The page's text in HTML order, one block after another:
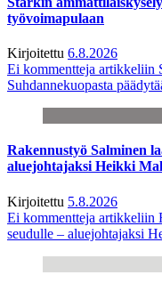
työvoimapulaan
Kirjoitettu 6.8.2026
Ei kommentteja artikkeliin
Suhdannekuopasta
Rakennustyö Salminen
aluejohtajaksi Heikki
Kirjoitettu 5.8.2026
Ei kommentteja artikkeliin
seudulle – aluejohtajaksi